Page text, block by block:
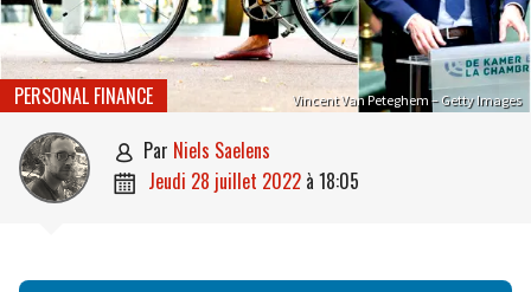
Vincent Van Peteghem – Getty Images
PERSONAL FINANCE
 par Niels Saelens
 jeudi 28 juillet 2022 à 18:05